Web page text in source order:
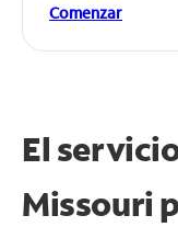
Comenzar
El
Missouri